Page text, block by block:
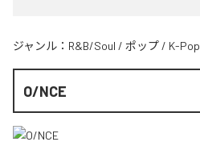
ジャンル： R&B/Soul / ポップ / K-Pop
O/NCE